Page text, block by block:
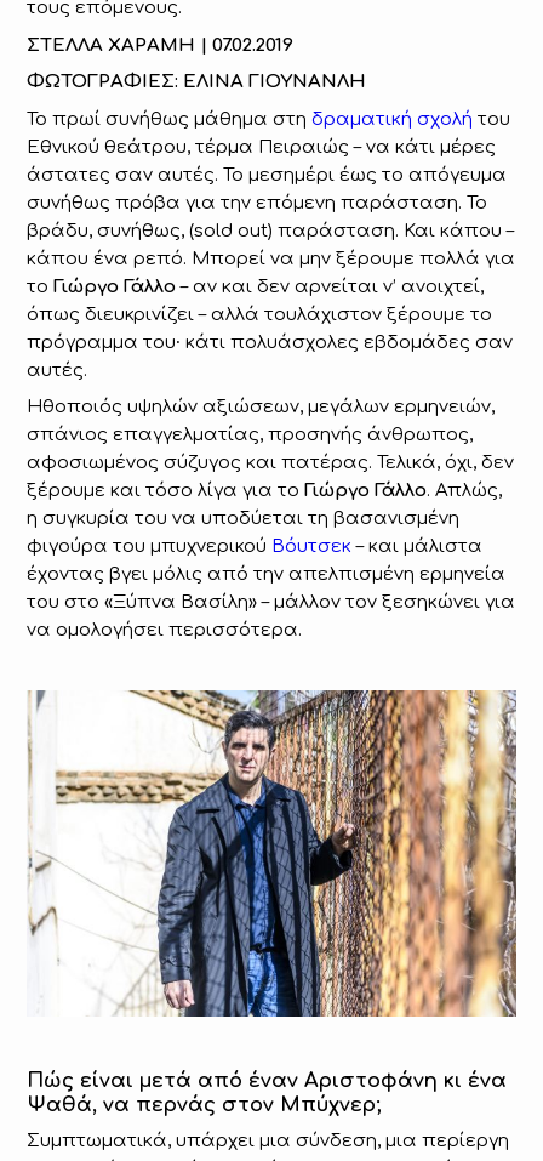
τους επόμενους.
ΣΤΕΛΛΑ ΧΑΡΑΜΗ | 07.02.2019
ΦΩΤΟΓΡΑΦΙΕΣ: ΕΛΙΝΑ ΓΙΟΥΝΑΝΛΗ
Το πρωί συνήθως μάθημα στη δραματική σχολή του
Εθνικού θεάτρου, τέρμα Πειραιώς – να κάτι μέρες
άστατες σαν αυτές. Το μεσημέρι έως το απόγευμα
συνήθως πρόβα για την επόμενη παράσταση. Το
βράδυ, συνήθως, (sold out) παράσταση. Και κάπου –
κάπου ένα ρεπό. Μπορεί να μην ξέρουμε πολλά για
τοΓιώργο Γάλλο – αν και δεν αρνείται ν’ ανοιχτεί,
όπως διευκρινίζει – αλλά τουλάχιστον ξέρουμε το
πρόγραμμα του∙ κάτι πολυάσχολες εβδομάδες σαν
αυτές.
Ηθοποιός υψηλών αξιώσεων, μεγάλων ερμηνειών,
σπάνιος επαγγελματίας, προσηνής άνθρωπος,
αφοσιωμένος σύζυγος και πατέρας. Τελικά, όχι, δεν
ξέρουμε και τόσο λίγα για τοΓιώργο Γάλλο. Απλώς,
η συγκυρία του να υποδύεται τη βασανισμένη
φιγούρα του μπυχνερικού Βόυτσεκ – και μάλιστα
έχοντας βγει μόλις από την απελπισμένη ερμηνεία
του στο «Ξύπνα Βασίλη» – μάλλον τον ξεσηκώνει για
να ομολογήσει περισσότερα.
Πώς είναι μετά από έναν Αριστοφάνη κι ένα
Ψαθά, να περνάς στον Μπύχνερ;
Συμπτωματικά, υπάρχει μια σύνδεση, μια περίεργη